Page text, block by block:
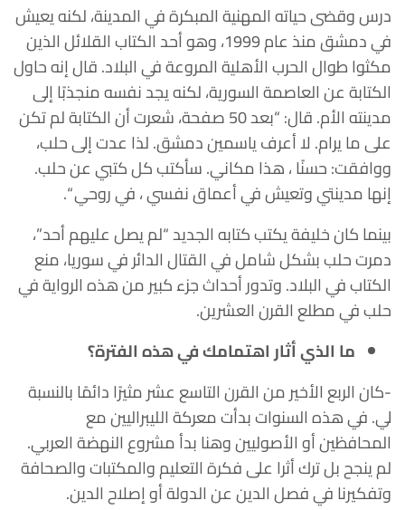
درس وقضى حياته المهنية المبكرة في المدينة، لكنه يعيش
في دمشق منذ عام 1999، وهو أحد الكتاب القلائل الذين
مكثوا طوال الحرب الأهلية المروعة في البلاد. قال إنه حاول
الكتابة عن العاصمة السورية، لكنه يجد نفسه منجذبًا إلى
مدينته الأم. قال: “بعد 50 صفحة، شعرت أن الكتابة لم تكن
على ما يرام. لا أعرف ياسمين دمشق. لذا عدت إلى حلب،
ووافقت: حسنًا ، هذا مكاني. سأكتب كل كتبي عن حلب.
إنها مدينتي وتعيش في أعماق نفسي ، في روحي “.
بينما كان خليفة يكتب كتابه الجديد “لم يصل عليهم أحد”،
دمرت حلب بشكل شامل في القتال الدائر في سوريا، منع
الكتاب في البلاد. وتدور أحداث جزء كبير من هذه الرواية في
حلب في مطلع القرن العشرين.
ما الذي أثار اهتمامك في هذه الفترة؟
-كان الربع الأخير من القرن التاسع عشر مثيرًا دائمًا بالنسبة
لي. في هذه السنوات بدأت معركة الليبراليين مع
المحافظين أو الأصوليين وهنا بدأ مشروع النهضة العربي.
لم ينجح بل ترك أثرا على فكرة التعليم والمكتبات والصحافة
وتفكيرنا في فصل الدين عن الدولة أو إصلاح الدين.